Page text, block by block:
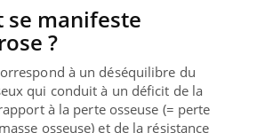
se manifeste
?
à un déséquilibre du
qui conduit à un déficit de la
à la perte osseuse (= perte
osseuse) et de la résistance